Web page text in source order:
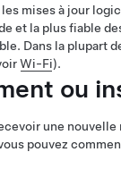
mises à jour
et la plus fiable
Dans la plupart
Wi-Fi).
ou
une
pouvez